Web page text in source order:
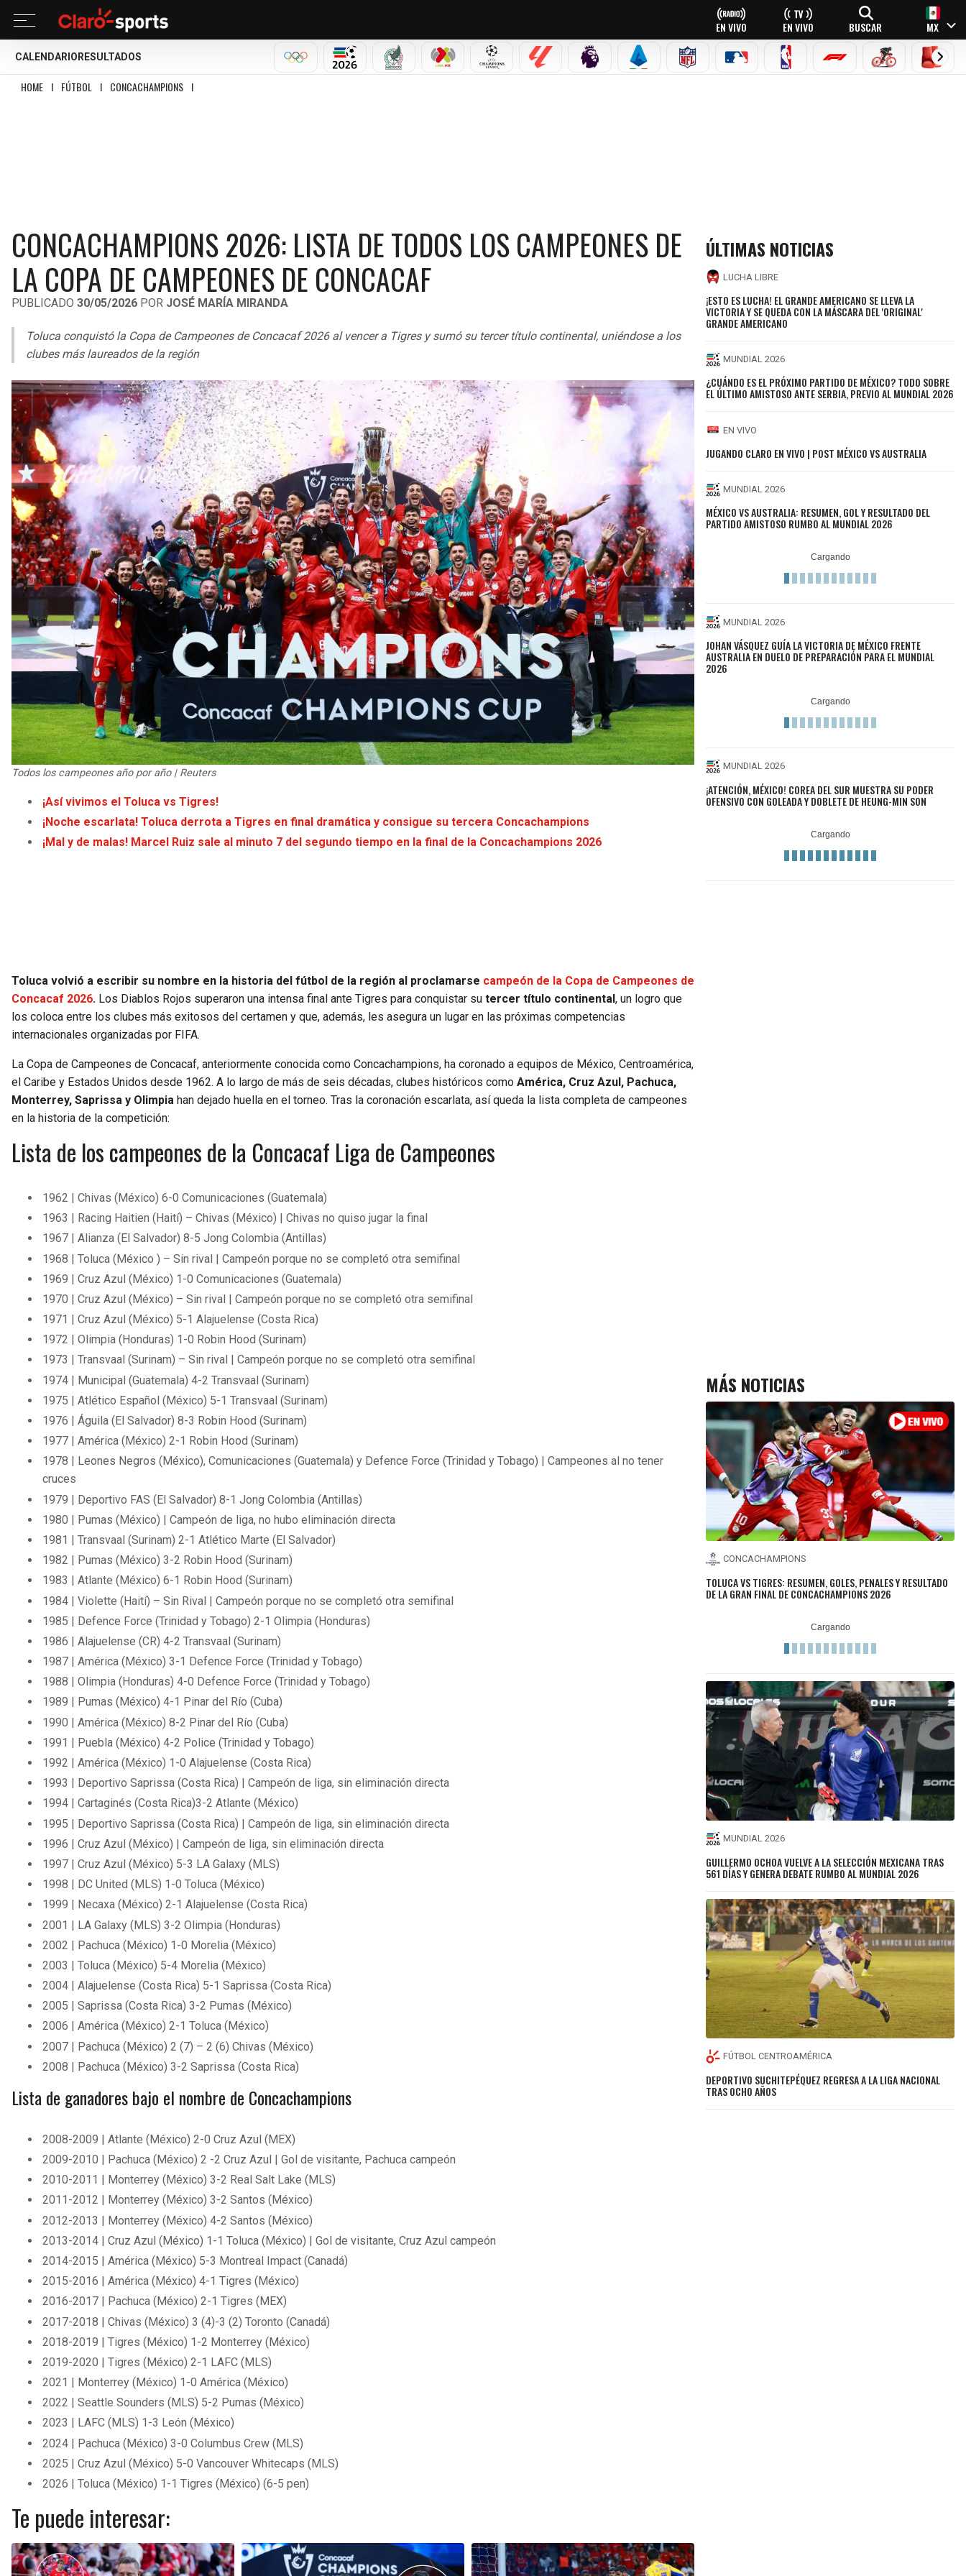
EN VIVO EN VIVO BUSCAR MX
CALENDARIO RESULTADOS
OLÍMPICOSMUNDIAL 2026SELECCIÓN MEXICANA
LIGA MX CHAMPIONS LEAGUE
LALIGA PREMIER LEAGUE
SERIE A NFL MLB NBA FÓRMULA 1CICLISMOBOXEO
HOME I FÚTBOL I CONCACHAMPIONS I
CONCACHAMPIONS 2026: LISTA DE TODOS LOS CAMPEONES DE
LA COPA DE CAMPEONES DE CONCACAF
PUBLICADO 30/05/2026 POR JOSÉ MARÍA MIRANDA
Toluca conquistó la Copa de Campeones de Concacaf 2026 al vencer a Tigres y sumó su tercer título continental, uniéndose a los
clubes más laureados de la región
Todos los campeones año por año | Reuters
¡Así vivimos el Toluca vs Tigres!
¡Noche escarlata! Toluca derrota a Tigres en final dramática y consigue su tercera Concachampions
¡Mal y de malas! Marcel Ruiz sale al minuto 7 del segundo tiempo en la final de la Concachampions 2026
Toluca volvió a escribir su nombre en la historia del fútbol de la región al proclamarse campeón de la Copa de Campeones de
Concacaf 2026. Los Diablos Rojos superaron una intensa final ante Tigres para conquistar su tercer título continental, un logro que
los coloca entre los clubes más exitosos del certamen y que, además, les asegura un lugar en las próximas competencias
internacionales organizadas por FIFA.
La Copa de Campeones de Concacaf, anteriormente conocida como Concachampions, ha coronado a equipos de México, Centroamérica,
el Caribe y Estados Unidos desde 1962. A lo largo de más de seis décadas, clubes históricos como América, Cruz Azul, Pachuca,
Monterrey, Saprissa y Olimpia han dejado huella en el torneo. Tras la coronación escarlata, así queda la lista completa de campeones
en la historia de la competición:
Lista de los campeones de la Concacaf Liga de Campeones
1962 | Chivas (México) 6-0 Comunicaciones (Guatemala)
1963 | Racing Haitien (Haití) – Chivas (México) | Chivas no quiso jugar la final
1967 | Alianza (El Salvador) 8-5 Jong Colombia (Antillas)
1968 | Toluca (México ) – Sin rival | Campeón porque no se completó otra semifinal
1969 | Cruz Azul (México) 1-0 Comunicaciones (Guatemala)
1970 | Cruz Azul (México) – Sin rival | Campeón porque no se completó otra semifinal
1971 | Cruz Azul (México) 5-1 Alajuelense (Costa Rica)
1972 | Olimpia (Honduras) 1-0 Robin Hood (Surinam)
1973 | Transvaal (Surinam) – Sin rival | Campeón porque no se completó otra semifinal
1974 | Municipal (Guatemala) 4-2 Transvaal (Surinam)
1975 | Atlético Español (México) 5-1 Transvaal (Surinam)
1976 | Águila (El Salvador) 8-3 Robin Hood (Surinam)
1977 | América (México) 2-1 Robin Hood (Surinam)
1978 | Leones Negros (México), Comunicaciones (Guatemala) y Defence Force (Trinidad y Tobago) | Campeones al no tener
cruces
1979 | Deportivo FAS (El Salvador) 8-1 Jong Colombia (Antillas)
1980 | Pumas (México) | Campeón de liga, no hubo eliminación directa
1981 | Transvaal (Surinam) 2-1 Atlético Marte (El Salvador)
1982 | Pumas (México) 3-2 Robin Hood (Surinam)
1983 | Atlante (México) 6-1 Robin Hood (Surinam)
1984 | Violette (Haití) – Sin Rival | Campeón porque no se completó otra semifinal
1985 | Defence Force (Trinidad y Tobago) 2-1 Olimpia (Honduras)
1986 | Alajuelense (CR) 4-2 Transvaal (Surinam)
1987 | América (México) 3-1 Defence Force (Trinidad y Tobago)
1988 | Olimpia (Honduras) 4-0 Defence Force (Trinidad y Tobago)
1989 | Pumas (México) 4-1 Pinar del Río (Cuba)
1990 | América (México) 8-2 Pinar del Río (Cuba)
1991 | Puebla (México) 4-2 Police (Trinidad y Tobago)
1992 | América (México) 1-0 Alajuelense (Costa Rica)
1993 | Deportivo Saprissa (Costa Rica) | Campeón de liga, sin eliminación directa
1994 | Cartaginés (Costa Rica)3-2 Atlante (México)
1995 | Deportivo Saprissa (Costa Rica) | Campeón de liga, sin eliminación directa
1996 | Cruz Azul (México) | Campeón de liga, sin eliminación directa
1997 | Cruz Azul (México) 5-3 LA Galaxy (MLS)
1998 | DC United (MLS) 1-0 Toluca (México)
1999 | Necaxa (México) 2-1 Alajuelense (Costa Rica)
2001 | LA Galaxy (MLS) 3-2 Olimpia (Honduras)
2002 | Pachuca (México) 1-0 Morelia (México)
2003 | Toluca (México) 5-4 Morelia (México)
2004 | Alajuelense (Costa Rica) 5-1 Saprissa (Costa Rica)
2005 | Saprissa (Costa Rica) 3-2 Pumas (México)
2006 | América (México) 2-1 Toluca (México)
2007 | Pachuca (México) 2 (7) – 2 (6) Chivas (México)
2008 | Pachuca (México) 3-2 Saprissa (Costa Rica)
Lista de ganadores bajo el nombre de Concachampions
2008-2009 | Atlante (México) 2-0 Cruz Azul (MEX)
2009-2010 | Pachuca (México) 2 -2 Cruz Azul | Gol de visitante, Pachuca campeón
2010-2011 | Monterrey (México) 3-2 Real Salt Lake (MLS)
2011-2012 | Monterrey (México) 3-2 Santos (México)
2012-2013 | Monterrey (México) 4-2 Santos (México)
2013-2014 | Cruz Azul (México) 1-1 Toluca (México) | Gol de visitante, Cruz Azul campeón
2014-2015 | América (México) 5-3 Montreal Impact (Canadá)
2015-2016 | América (México) 4-1 Tigres (México)
2016-2017 | Pachuca (México) 2-1 Tigres (MEX)
2017-2018 | Chivas (México) 3 (4)-3 (2) Toronto (Canadá)
2018-2019 | Tigres (México) 1-2 Monterrey (México)
2019-2020 | Tigres (México) 2-1 LAFC (MLS)
2021 | Monterrey (México) 1-0 América (México)
2022 | Seattle Sounders (MLS) 5-2 Pumas (México)
2023 | LAFC (MLS) 1-3 León (México)
2024 | Pachuca (México) 3-0 Columbus Crew (MLS)
2025 | Cruz Azul (México) 5-0 Vancouver Whitecaps (MLS)
2026 | Toluca (México) 1-1 Tigres (México) (6-5 pen)
Te puede interesar:
ÚLTIMAS NOTICIAS
LUCHA LIBRE
¡ESTO ES LUCHA! EL GRANDE AMERICANO SE LLEVA LA
VICTORIA Y SE QUEDA CON LA MÁSCARA DEL 'ORIGINAL'
GRANDE AMERICANO
MUNDIAL 2026
¿CUÁNDO ES EL PRÓXIMO PARTIDO DE MÉXICO? TODO SOBRE
EL ÚLTIMO AMISTOSO ANTE SERBIA, PREVIO AL MUNDIAL 2026
EN VIVO
JUGANDO CLARO EN VIVO | POST MÉXICO VS AUSTRALIA
MUNDIAL 2026
MÉXICO VS AUSTRALIA: RESUMEN, GOL Y RESULTADO DEL
PARTIDO AMISTOSO RUMBO AL MUNDIAL 2026
MUNDIAL 2026
JOHAN VÁSQUEZ GUÍA LA VICTORIA DE MÉXICO FRENTE
AUSTRALIA EN DUELO DE PREPARACIÓN PARA EL MUNDIAL
2026
MUNDIAL 2026
¡ATENCIÓN, MÉXICO! COREA DEL SUR MUESTRA SU PODER
OFENSIVO CON GOLEADA Y DOBLETE DE HEUNG-MIN SON
MÁS NOTICIAS
CONCACHAMPIONS
TOLUCA VS TIGRES: RESUMEN, GOLES, PENALES Y RESULTADO
DE LA GRAN FINAL DE CONCACHAMPIONS 2026
MUNDIAL 2026
GUILLERMO OCHOA VUELVE A LA SELECCIÓN MEXICANA TRAS
561 DÍAS Y GENERA DEBATE RUMBO AL MUNDIAL 2026
FÚTBOL CENTROAMÉRICA
DEPORTIVO SUCHITEPÉQUEZ REGRESA A LA LIGA NACIONAL
TRAS OCHO AÑOS